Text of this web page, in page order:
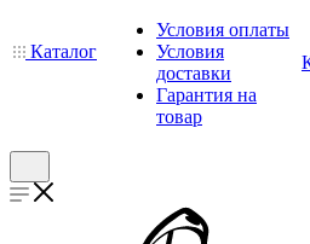
Каталог
Условия оплаты
Условия
доставки
Гарантия на
товар